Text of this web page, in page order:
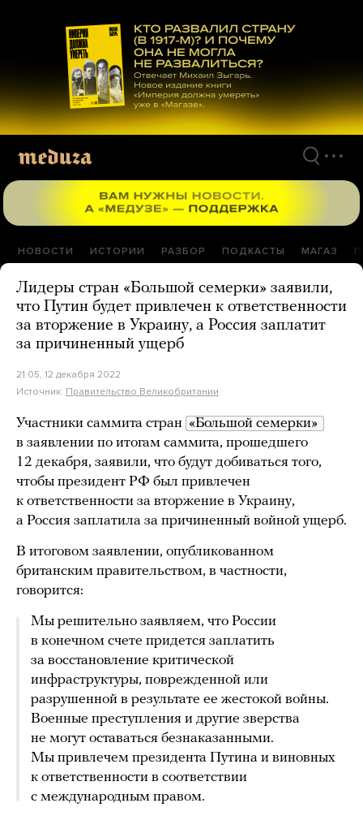
материалам
НОВОСТИ ИСТОРИИ РАЗБОР ПОДКАСТЫ МАГАЗ
Лидеры стран «Большой семерки» заявили,
что Путин будет привлечен к ответственности
за вторжение в Украину, а Россия заплатит
за причиненный ущерб
21:05, 12 декабря 2022
Источник: Правительство Великобритании
Участники саммита стран
в заявлении по итогам саммита, прошедшего
12 декабря, заявили, что будут добиваться того,
чтобы президент РФ был привлечен
к ответственности за вторжение в Украину,
а Россия заплатила за причиненный войной ущерб.
В итоговом заявлении, опубликованном
британским правительством, в частности,
говорится:
Мы решительно заявляем, что России
в конечном счете придется заплатить
за восстановление критической
инфраструктуры, поврежденной или
разрушенной в результате ее жестокой войны.
Военные преступления и другие зверства
не могут оставаться безнаказанными.
Мы привлечем президента Путина и виновных
к ответственности в соответствии
с международным правом.